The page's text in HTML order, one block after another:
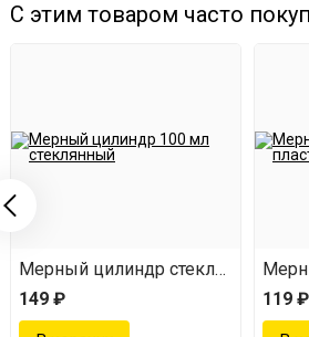
химические реакции с
С этим товаром часто
Мерный цилиндр стеклянный,
149 ₽
119 ₽